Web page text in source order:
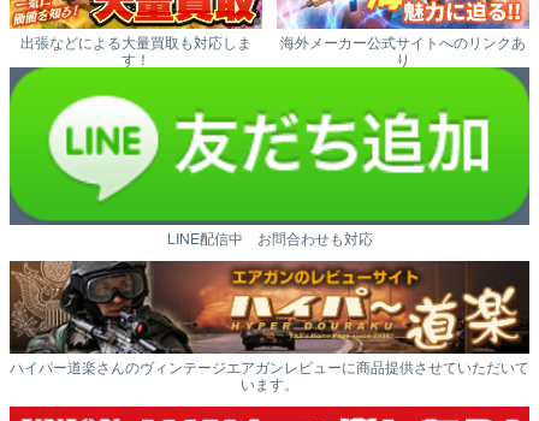
出張などによる大量買取も対応しま
す！
海外メーカー公式サイトへのリンクあ
り
LINE配信中 お問合わせも対応
ハイパー道楽さんのヴィンテージエアガンレビューに商品提供させていただいて
います。